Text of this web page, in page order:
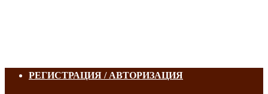
РЕГИСТРАЦИЯ / АВТОРИЗАЦИЯ